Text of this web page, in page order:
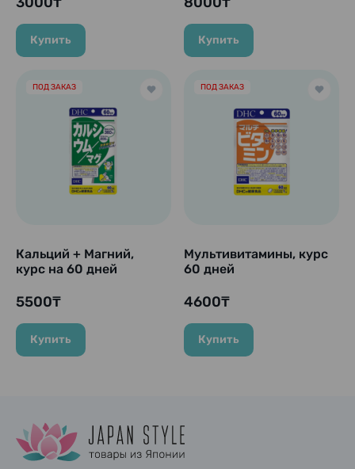
Купить Купить
ПОД ЗАКАЗ
Кальций + Магний,
курс на 60 дней
5500₸
Купить
ПОД ЗАКАЗ
Мультивитамины, курс
60 дней
4600₸
Купить